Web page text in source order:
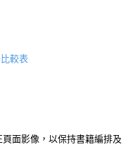
較表
面影像，以保持書籍編排及